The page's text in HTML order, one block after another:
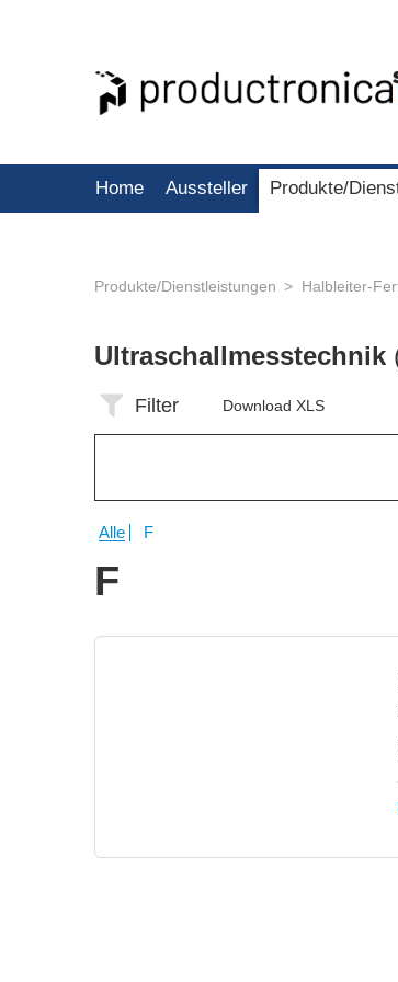
Home Aussteller Produkte/
Produkte/Dienstleistungen Halbleiter-
Ultraschallmesstechnik
Filter Download XLS
Alle F
F